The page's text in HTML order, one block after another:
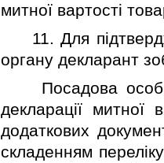
митної вартостi
11. Для
органу декларант
Посадова особа
декларацiї митної
додаткових
складенням